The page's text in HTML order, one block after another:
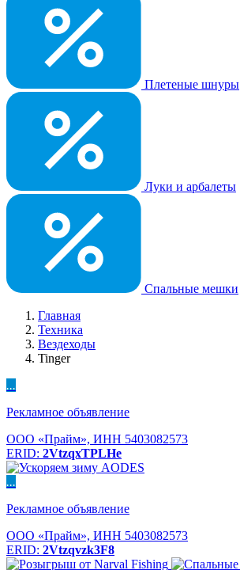
Плетеные шнуры
Луки и арбалеты
Спальные мешки
Главная
Техника
Вездеходы
Tinger
...
Рекламное объявление
ООО «Прайм», ИНН 5403082573
ERID: 2VtzqxTPLHe
...
Рекламное объявление
ООО «Прайм», ИНН 5403082573
ERID: 2Vtzqvzk3F8